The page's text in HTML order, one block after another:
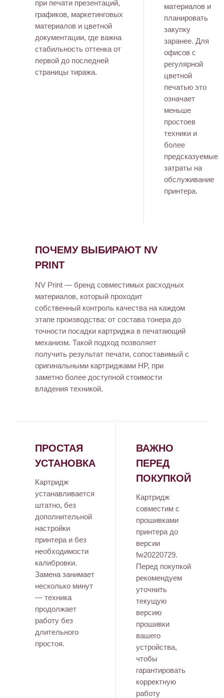
при печати презентаций,
графиков, маркетинговых
материалов и цветной
документации, где важна
стабильность оттенка от
первой до последней
страницы тиража.
материалов и
планировать
закупку
заранее. Для
офисов с
регулярной
цветной
печатью это
означает
меньше
простоев
техники и
более
предсказуемые
затраты на
обслуживание
принтера.
ПОЧЕМУ ВЫБИРАЮТ NV
PRINT
NV Print — бренд совместимых расходных
материалов, который проходит
собственный контроль качества на каждом
этапе производства: от состава тонера до
точности посадки картриджа в печатающий
механизм. Такой подход позволяет
получить результат печати, сопоставимый с
оригинальными картриджами HP, при
заметно более доступной стоимости
владения техникой.
ПРОСТАЯ
УСТАНОВКА
Картридж
устанавливается
штатно, без
дополнительной
настройки
принтера и без
необходимости
калибровки.
Замена занимает
несколько минут
— техника
продолжает
работу без
длительного
простоя.
ВАЖНО
ПЕРЕД
ПОКУПКОЙ
Картридж
совместим с
прошивками
принтера до
версии
fw20220729.
Перед покупкой
рекомендуем
уточнить
текущую
версию
прошивки
вашего
устройства,
чтобы
гарантировать
корректную
работу